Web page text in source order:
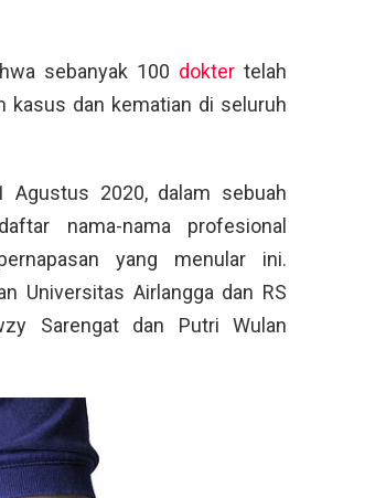
sebanyak 100 dokter telah
kasus dan kematian di seluruh
Agustus 2020, dalam sebuah
nama-nama profesional
yang menular ini.
Universitas Airlangga dan RS
Sarengat dan Putri Wulan